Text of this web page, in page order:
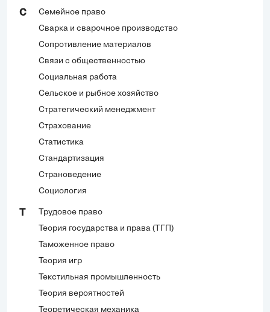
С
Семейное право
Сварка и сварочное производство
Сопротивление материалов
Связи с общественностью
Социальная работа
Сельское и рыбное хозяйство
Стратегический менеджмент
Страхование
Статистика
Стандартизация
Страноведение
Социология
Трудовое право
Теория государства и права (ТГП)
Таможенное право
Теория игр
Текстильная промышленность
Теория вероятностей
Теоретическая механика